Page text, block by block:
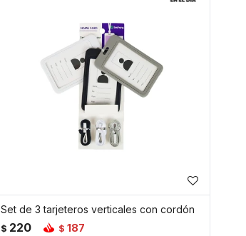
Set de 3 tarjeteros verticales con cordón
$ 220 $ 187